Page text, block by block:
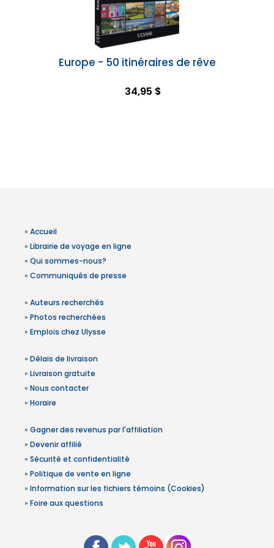
Europe - 50 itinéraires de rêve
34,95 $
» Accueil
» Librairie de voyage en ligne
» Qui sommes-nous?
» Communiqués de presse
» Auteurs recherchés
» Photos recherchées
» Emplois chez Ulysse
» Délais de livraison
» Livraison gratuite
» Nous contacter
» Horaire
» Gagner des revenus par l'affiliation
» Devenir affilié
» Sécurité et confidentialité
» Politique de vente en ligne
» Information sur les fichiers témoins (Cookies)
» Foire aux questions